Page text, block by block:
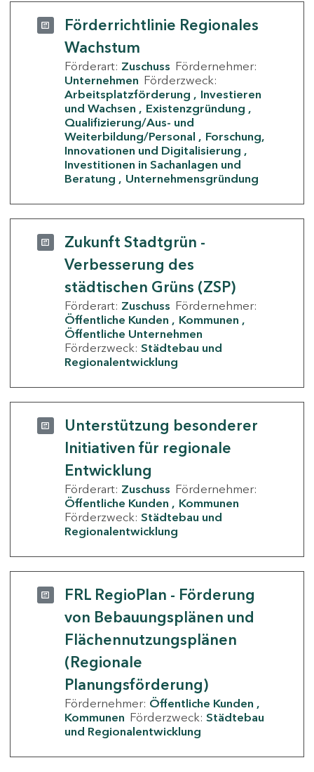
Förderrichtlinie Regionales
Wachstum
Förderart: Zuschuss Fördernehmer:
Unternehmen Förderzweck:
Arbeitsplatzförderung
Investieren
und Wachsen
Existenzgründung
Qualifizierung/Aus- und
Weiterbildung/Personal
Forschung,
Innovationen und Digitalisierung
Investitionen in Sachanlagen und
Beratung
Unternehmensgründung
Zukunft Stadtgrün -
Verbesserung des
städtischen Grüns (ZSP)
Förderart: Zuschuss Fördernehmer:
Öffentliche Kunden
Kommunen
Öffentliche Unternehmen
Förderzweck: Städtebau und
Regionalentwicklung
Unterstützung besonderer
Initiativen für regionale
Entwicklung
Förderart: Zuschuss Fördernehmer:
Öffentliche Kunden
Kommunen
Förderzweck: Städtebau und
Regionalentwicklung
FRL RegioPlan - Förderung
von Bebauungsplänen und
Flächennutzungsplänen
(Regionale
Planungsförderung)
Fördernehmer: Öffentliche Kunden
Kommunen Förderzweck: Städtebau
und Regionalentwicklung